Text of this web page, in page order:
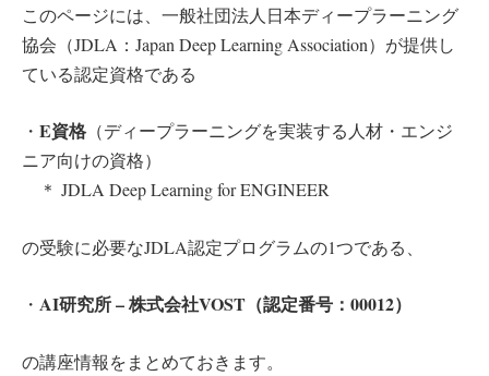
このページには、一般社団法人日本ディープラーニング
協会（JDLA：Japan Deep Learning Association）が提供し
ている認定資格である
・ E資格 （ディープラーニングを実装する人材・エンジ
ニア向けの資格）
＊ JDLA Deep Learning for ENGINEER
の受験に必要なJDLA認定プログラムの1つである、
・ AI研究所 – 株式会社VOST（認定番号：00012）
の講座情報をまとめておきます。